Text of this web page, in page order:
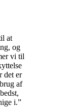
at
og
vi til
det er
af
i.”